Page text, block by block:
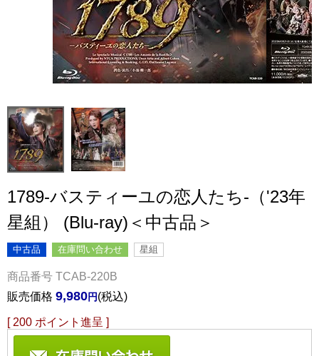
1789-バスティーユの恋人たち-（'23年
星組） (Blu-ray)＜中古品＞
中古品 在庫問い合わせ 星組
商品番号 TCAB-220B
販売価格 9,980 税込
[ 200 ポイント進呈 ]